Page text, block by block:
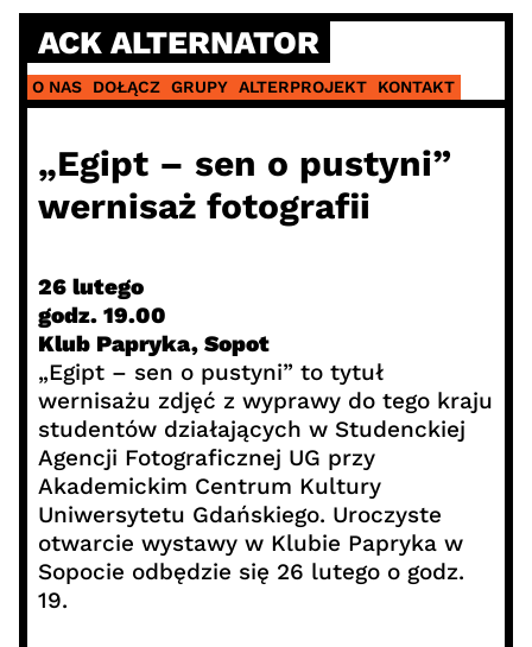
Skip
content
ACK ALTERNATOR
O NAS DOŁĄCZ GRUPY ALTERPROJEKT KONTAKT
„Egipt – sen o pustyni”
wernisaż fotografii
26 lutego
godz. 19.00
Klub Papryka, Sopot
„Egipt – sen o pustyni” to tytuł
wernisażu zdjęć z wyprawy do tego kraju
studentów działających w Studenckiej
Agencji Fotograficznej UG przy
Akademickim Centrum Kultury
Uniwersytetu Gdańskiego. Uroczyste
otwarcie wystawy w Klubie Papryka w
Sopocie odbędzie się 26 lutego o godz.
19.